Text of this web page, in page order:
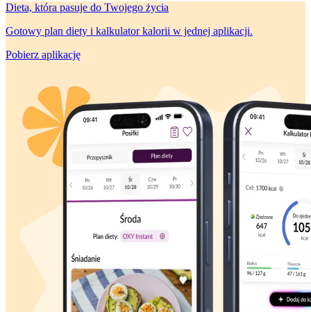
Dieta, która pasuje do Twojego życia
Gotowy plan diety i kalkulator kalorii w jednej aplikacji.
Pobierz aplikację